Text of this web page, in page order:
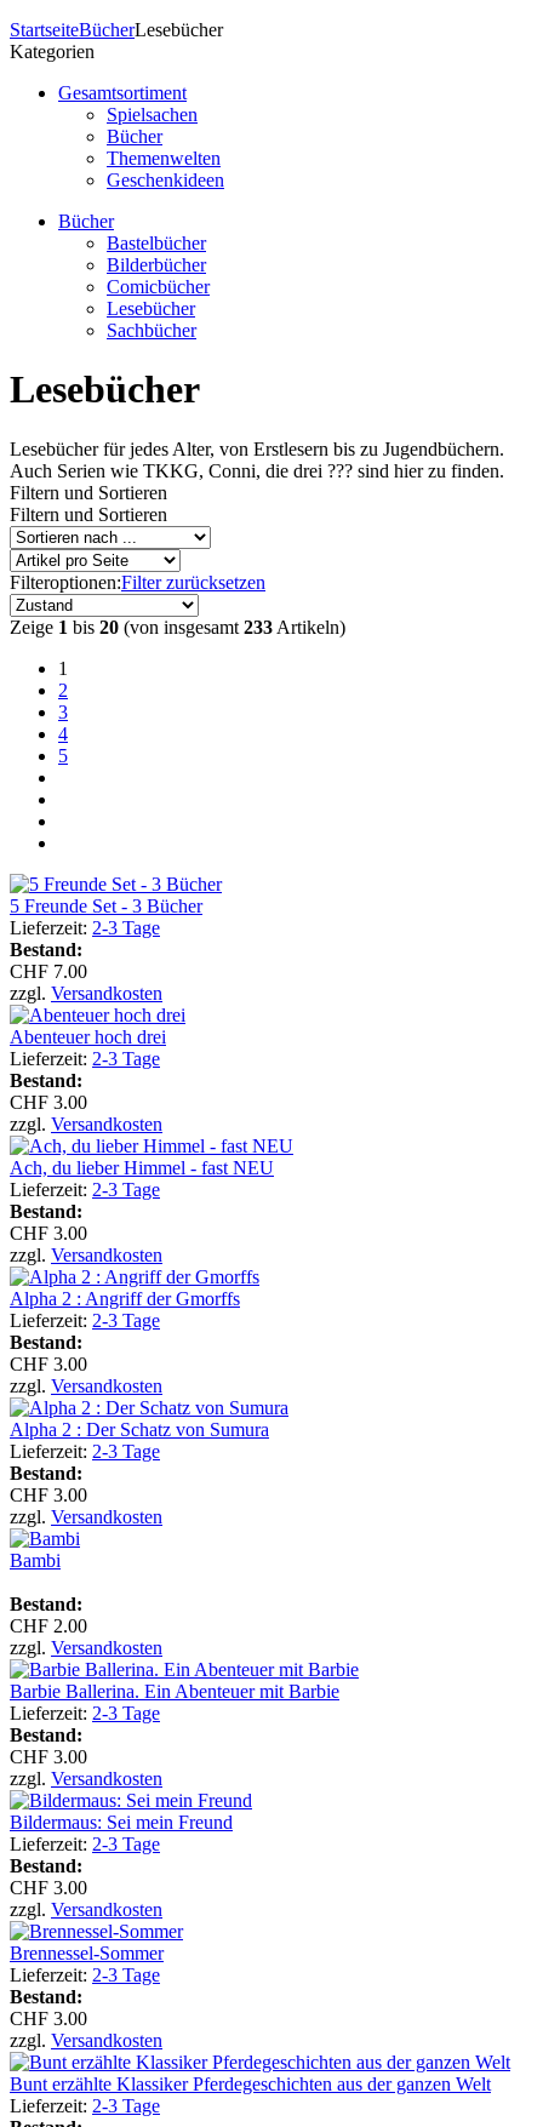
StartseiteBücherLesebücher
Kategorien
Gesamtsortiment
Spielsachen
Bücher
Themenwelten
Geschenkideen
Bücher
Bastelbücher
Bilderbücher
Comicbücher
Lesebücher
Sachbücher
Lesebücher
Lesebücher für jedes Alter, von Erstlesern bis zu Jugendbüchern.
Auch Serien wie TKKG, Conni, die drei ??? sind hier zu finden.
Filtern und Sortieren
Filtern und Sortieren
Filteroptionen:Filter zurücksetzen
Zeige 1 bis 20 (von insgesamt 233 Artikeln)
1
2
3
4
5
5 Freunde Set - 3 Bücher
Lieferzeit: 2-3 Tage
Bestand:
CHF 7.00
zzgl. Versandkosten
Abenteuer hoch drei
Lieferzeit: 2-3 Tage
Bestand:
CHF 3.00
zzgl. Versandkosten
Ach, du lieber Himmel - fast NEU
Lieferzeit: 2-3 Tage
Bestand:
CHF 3.00
zzgl. Versandkosten
Alpha 2 : Angriff der Gmorffs
Lieferzeit: 2-3 Tage
Bestand:
CHF 3.00
zzgl. Versandkosten
Alpha 2 : Der Schatz von Sumura
Lieferzeit: 2-3 Tage
Bestand:
CHF 3.00
zzgl. Versandkosten
Bambi
Bestand:
CHF 2.00
zzgl. Versandkosten
Barbie Ballerina. Ein Abenteuer mit Barbie
Lieferzeit: 2-3 Tage
Bestand:
CHF 3.00
zzgl. Versandkosten
Bildermaus: Sei mein Freund
Lieferzeit: 2-3 Tage
Bestand:
CHF 3.00
zzgl. Versandkosten
Brennessel-Sommer
Lieferzeit: 2-3 Tage
Bestand:
CHF 3.00
zzgl. Versandkosten
Bunt erzählte Klassiker Pferdegeschichten aus der ganzen Welt
Lieferzeit: 2-3 Tage